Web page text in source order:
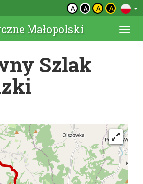
A A A A
Małopolski
Szlak